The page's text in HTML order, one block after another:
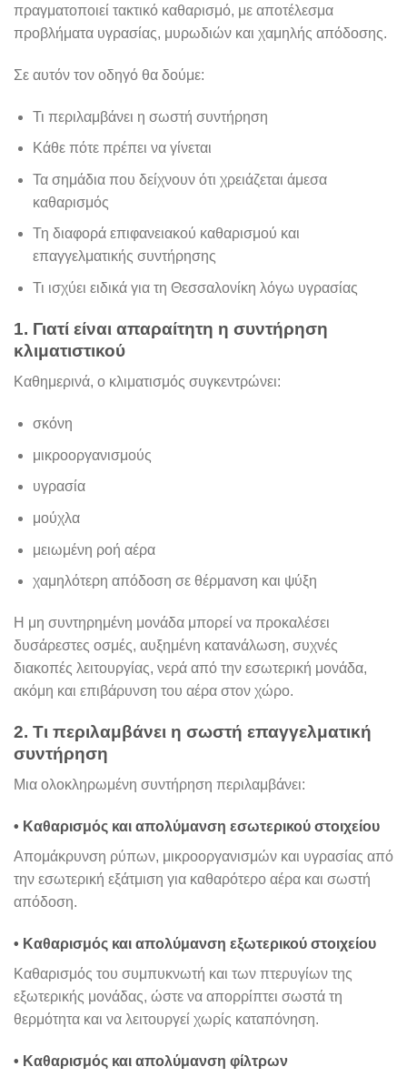
πραγματοποιεί τακτικό καθαρισμό, με αποτέλεσμα
προβλήματα υγρασίας, μυρωδιών και χαμηλής απόδοσης.
Σε αυτόν τον οδηγό θα δούμε:
Τι περιλαμβάνει η σωστή συντήρηση
Κάθε πότε πρέπει να γίνεται
Τα σημάδια που δείχνουν ότι χρειάζεται άμεσα
καθαρισμός
Τη διαφορά επιφανειακού καθαρισμού και
επαγγελματικής συντήρησης
Τι ισχύει ειδικά για τη Θεσσαλονίκη λόγω υγρασίας
1. Γιατί είναι απαραίτητη η συντήρηση
κλιματιστικού
Καθημερινά, ο κλιματισμός συγκεντρώνει:
σκόνη
μικροοργανισμούς
υγρασία
μούχλα
μειωμένη ροή αέρα
χαμηλότερη απόδοση σε θέρμανση και ψύξη
Η μη συντηρημένη μονάδα μπορεί να προκαλέσει
δυσάρεστες οσμές, αυξημένη κατανάλωση, συχνές
διακοπές λειτουργίας, νερά από την εσωτερική μονάδα,
ακόμη και επιβάρυνση του αέρα στον χώρο.
2. Τι περιλαμβάνει η σωστή επαγγελματική
συντήρηση
Μια ολοκληρωμένη συντήρηση περιλαμβάνει:
• Καθαρισμός και απολύμανση εσωτερικού στοιχείου
Απομάκρυνση ρύπων, μικροοργανισμών και υγρασίας από
την εσωτερική εξάτμιση για καθαρότερο αέρα και σωστή
απόδοση.
• Καθαρισμός και απολύμανση εξωτερικού στοιχείου
Καθαρισμός του συμπυκνωτή και των πτερυγίων της
εξωτερικής μονάδας, ώστε να απορρίπτει σωστά τη
θερμότητα και να λειτουργεί χωρίς καταπόνηση.
• Καθαρισμός και απολύμανση φίλτρων